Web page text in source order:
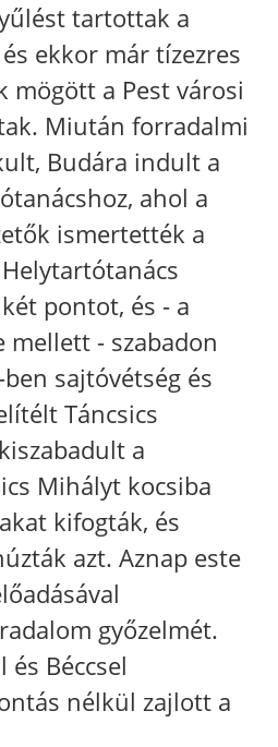
tartottak a
ekkor már tízezres
mögött a Pest városi
Miután forradalmi
Budára indult a
ahol a
ismertették a
pontot, és - a
mellett - szabadon
sajtóvétség és
Táncsics
a
Mihályt kocsiba
kifogták, és
azt. Aznap este
győzelmét.
és Béccsel
nélkül zajlott a